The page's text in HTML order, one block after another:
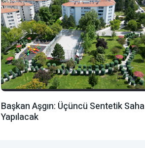
Başkan Aşgın: Üçüncü Sentetik Saha
Yapılacak